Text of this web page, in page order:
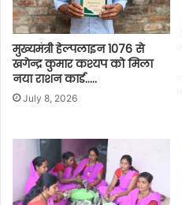
मुख्यमंत्री हेल्पलाइन 1076 से
खगेन्द्र कुमार कश्यप को मिला
नया राशन कार्ड…..
July 8, 2026